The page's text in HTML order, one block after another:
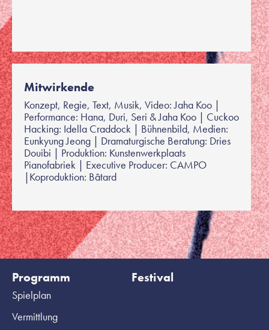
Mitwirkende
Konzept, Regie, Text, Musik, Video: Jaha Koo |
Performance: Hana, Duri, Seri & Jaha Koo | Cuckoo
Hacking: Idella Craddock | Bühnenbild, Medien:
Eunkyung Jeong | Dramaturgische Beratung: Dries
Douibi | Produktion: Kunstenwerkplaats
Pianofabriek | Executive Producer: CAMPO
|Koproduktion: Bâtard
Programm
Spielplan
Vermittlung
Festival